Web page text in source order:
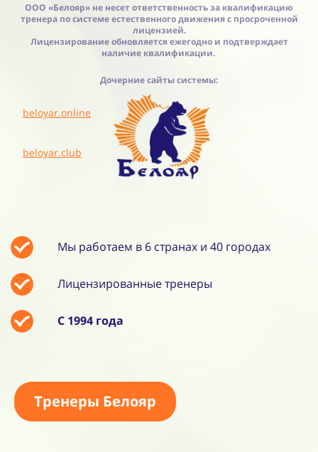
ООО «Белояр» не несет ответственность за квалификацию
тренера по системе естественного движения с просроченной
лицензией.
Лицензирование обновляется ежегодно и подтверждает
наличие квалификации.
Дочерние сайты системы:
beloyar.online
beloyar.club
Мы работаем в 6 странах и 40 городах
Лицензированные тренеры
С 1994 года
Тренеры Белояр